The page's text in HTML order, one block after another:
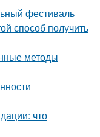
фестиваль
способ получить
методы
что